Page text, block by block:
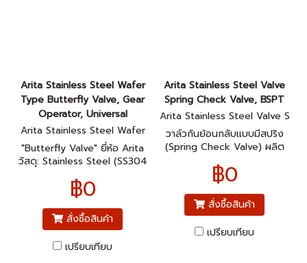
Arita Stainless Steel Wafer
Type Butterfly Valve, Gear
Operator, Universal
Arita Stainless Steel Wafer
Type Butterfly Valve, Gear
Operator, Universal
"Butterfly Valve" ยี่ห้อ Arita
วัสดุ: Stainless Steel (SS304
Design
฿0
สั่งซื้อสินค้า
เปรียบเทียบ
Arita Stainless Steel Valve
Spring Check Valve, BSPT
Arita Stainless Steel Valve S
pring Check Valve, BSPT
วาล์วกันย้อนกลับแบบมีสปริง
(Spring Check Valve) ผลิต
Steel) มีลักษณะเด่นคือใช้
เกลียวแบบ BSPT (British
Standard Pipe Tapered)
฿0
สั่งซื้อสินค้า
เปรียบเทียบ